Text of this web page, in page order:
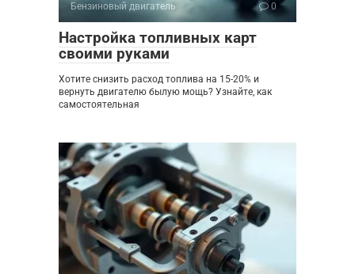
Бензиновый двигатель 0
Настройка топливных карт
своими руками
Хотите снизить расход топлива на 15-20% и
вернуть двигателю былую мощь? Узнайте, как
самостоятельная